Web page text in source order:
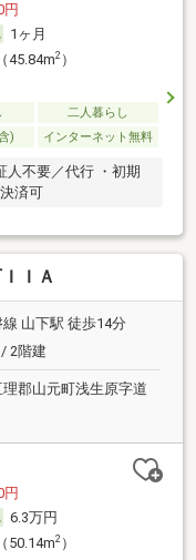
円
1ヶ月
45.84m2）
二人暮らし
) インターネット無料
人不要／代行 ・初期
済可
ＩＡ
線 山下駅 徒歩14分
2階建
郡山元町浅生原字道
円
6.3万円
50.14m2）